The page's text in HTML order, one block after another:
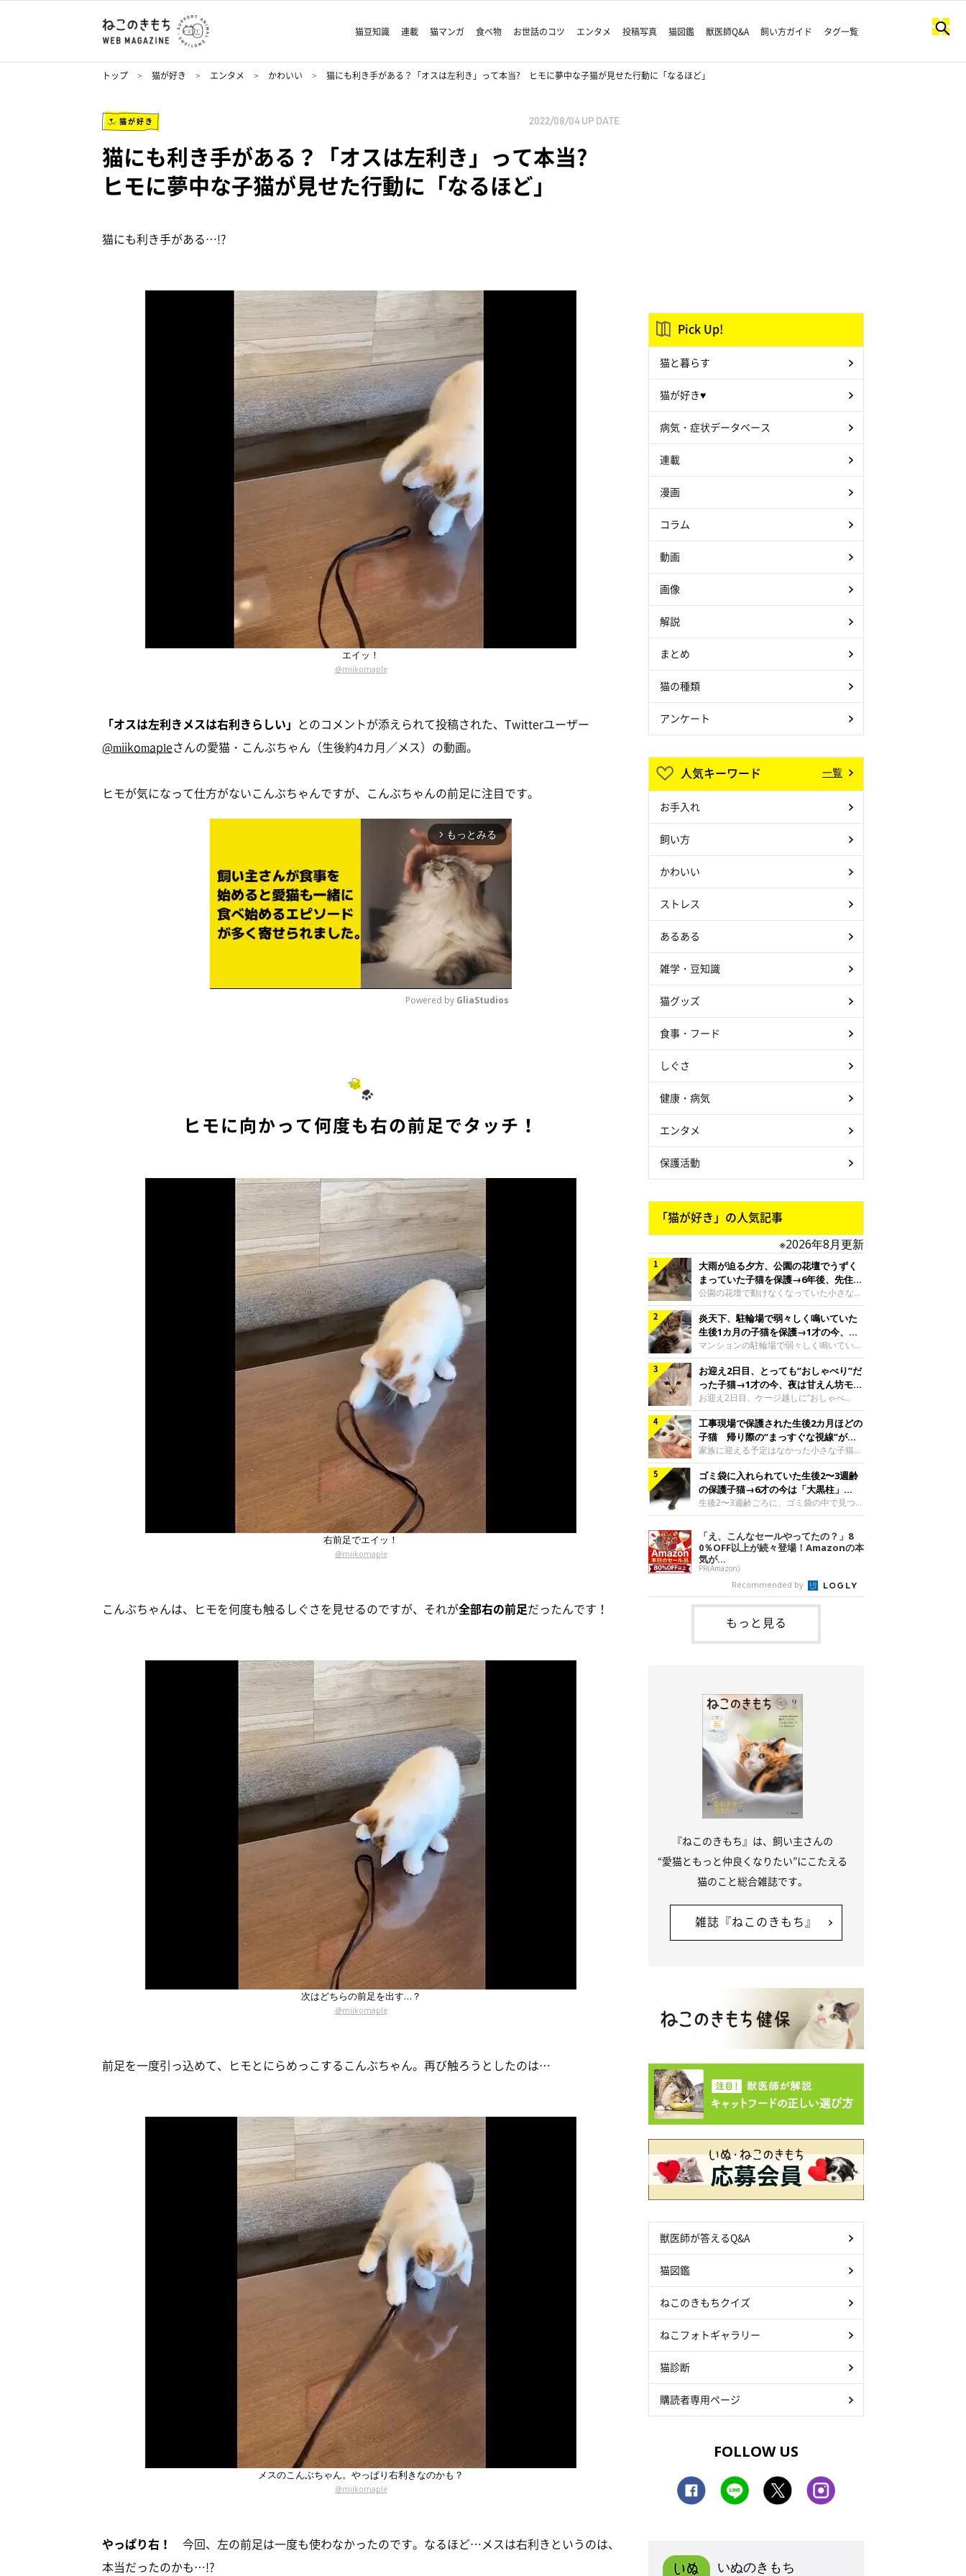
猫豆知識 連載 猫マンガ 食べ物 お世話のコツ エンタメ 投稿写真 猫図鑑 獣医師Q&A 飼い方ガイド タグ一覧
トップ 猫が好き エンタメ かわいい 猫にも利き手がある？「オスは左利き」って本当? ヒモに夢中な子猫が見せた行動に「なるほど」
猫が好き 2022/08/04 UP DATE
猫にも利き手がある？「オスは左利き」って本当?
ヒモに夢中な子猫が見せた行動に「なるほど」
猫にも利き手がある…!?
エイッ！
@miikomaple
「オスは左利きメスは右利きらしい」 とのコメントが添えられて投稿された、Twitterユーザー
@miikomapleさんの愛猫・こんぶちゃん（生後約4カ月／メス）の動画。
ヒモが気になって仕方がないこんぶちゃんですが、こんぶちゃんの前足に注目です。
arrow_forward_ios もっとみる
Powered by GliaStudios
ヒモに向かって何度も右の前足でタッチ！
右前足でエイッ！
@miikomaple
こんぶちゃんは、ヒモを何度も触るしぐさを見せるのですが、それが全部右の前足だったんです！
次はどちらの前足を出す…？
@miikomaple
前足を一度引っ込めて、ヒモとにらめっこするこんぶちゃん。再び触ろうとしたのは…
メスのこんぶちゃん。やっぱり右利きなのかも？
@miikomaple
やっぱり右！
今回、左の前足は一度も使わなかったのです。なるほど…メスは右利きというのは、
本当だったのかも…!?
Pick Up!
猫と暮らす
猫が好き♥
病気・症状データベース
連載
漫画
コラム
動画
画像
解説
まとめ
猫の種類
アンケート
人気キーワード 一覧
お手入れ
飼い方
かわいい
ストレス
あるある
雑学・豆知識
猫グッズ
食事・フード
しぐさ
健康・病気
エンタメ
保護活動
「猫が好き」の人気記事
※2026年8月更新
大雨が迫る夕方、公園の花壇でうずく
まっていた子猫を保護→6年後、先住猫
と“姉妹”のような関係に
公園の花壇で動けなくなっていた小さな子
猫。家族に迎えられてから6年、先住猫と
の間には深い絆が育まれていました。保護
当時のティダちゃん。
@muumuu62197189紹介するのは、
X（旧Twitter）ユーザー
@muumuu62197189さんの愛猫・ティダ
ちゃん（取材時6才）の成長記録です。こ
ちらは、生後3カ月ごろのティダちゃん。
飼い主さんが出会ったのは、夜から大雨に
なると予報されていた日の夕方でした。花
壇で動けずにいた子猫保護したばかりのテ
ィダちゃん。@muumuu62197189飼い主
さんは、公園の
炎天下、駐輪場で弱々しく鳴いていた
生後1カ月の子猫を保護→1才の今、筋
肉質でツンデレなコに成長
マンションの駐輪場で弱々しく鳴いてい
た、生後1カ月ほどの子猫。家族に迎えら
れてから1年、体も行動も大きく成長しま
した。炎天下の駐輪場で鳴いていた小さな
子猫保護当時のモモちゃん。@Kingponzu
紹介するのは、X（旧Twitter）ユーザー
@Kingponzuさんの愛猫・モモちゃん（取
材時1才）の成長記録です。こちらは、モ
モちゃんが生後1カ月ごろに撮影された一
枚。飼い主さんの自宅マンションの駐輪場
で鳴いていたところを保護された当時の姿
です。子猫時代のモモちゃん。
@Kingponzuその日は気温が35℃を
お迎え2日目、とっても“おしゃべり”だ
った子猫→1才の今、夜は甘えん坊モー
ドになるコに成長！
お迎え2日目、ケージ越しに“おしゃべ
り”する姿を見せていた子猫。1才になった
今も見せる愛らしい姿にキュンとします。
お迎え2日目、ケージ越しに何かを伝える
ももちゃん“おしゃべり”なももちゃん。
@poocoonyan紹介するのは、Instagram
ユーザー@poocoonyanさんの愛猫・もも
ちゃん（取材時1才／マンチカン）です。
こちらの動画は、ももちゃんが生後2カ月
を過ぎたころ、お迎え2日目に撮影された
ため、当時はケージの中で過ごしていまし
た。鳴いてアピールするももち
工事現場で保護された生後2カ月ほどの
子猫 帰り際の“まっすぐな視線”が忘
れられず、家族の一員に
家族に迎える予定はなかった小さな子猫。
帰り際に見せた姿が、飼い主さんの心に残
りました。保護当時の夏目ちゃん。
@shibainu_rintaro紹介するのは、
Instagramユーザー@shibainu_rintaroさ
んの愛猫・夏目（なつめ）ちゃん（取材時
れ、保護された当時は生後2カ月ほどだっ
たといいます。新しい飼い主を探すつもり
が……保護されてケージに入っている夏目
ちゃん。@shibainu_rintaro夏目ちゃんを
保護したのは、以前、飼い主さんの愛猫・
ちくわく
ゴミ袋に入れられていた生後2〜3週齢
の保護子猫→6才の今は「大黒柱」
に！ 美しい黒猫に成長した姿にグッ
とくる
生後2〜3週齢ごろに、ゴミ袋の中で見つか
った小さな命。ミルクから育てられたその
子猫は今、家族に欠かせない存在へと成長
しました。ゴミ袋の中で見つかった、ミニ
モグラのような子猫よちよち歩きをしてい
たころの、生後2〜3週齢ごろのドンちゃ
ん。@doddou_1今回紹介するのは、
X（旧Twitter）ユーザー@doddou_1さん
の愛猫・ドンちゃん（取材時、推定6才／
本名：ドミトリー・ドンスコイ）。ドンち
ゃんは、保護猫でした。ドンちゃんが見つ
かったのは、飼い主さんの姉の勤め先の敷
「え、こんなセールやってたの？」8
0％OFF以上が続々登場！Amazonの本
気が...
PR(Amazon)
Recommended by
もっと見る
『ねこのきもち』は、飼い主さんの
“愛猫ともっと仲良くなりたい”にこたえる
猫のこと総合雑誌です。
雑誌『ねこのきもち』
獣医師が答えるQ&A
猫図鑑
ねこのきもちクイズ
ねこフォトギャラリー
猫診断
購読者専用ページ
FOLLOW US
いぬのきもち